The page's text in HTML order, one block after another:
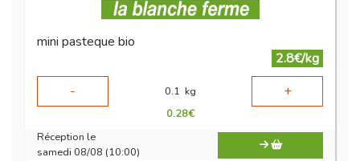
mini pasteque bio
2.8€/kg
-
0.1 kg +
0.28€
Réception le
samedi 08/08 (10:00)